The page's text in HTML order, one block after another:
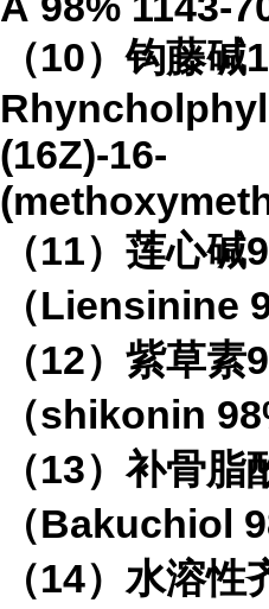
（10）钩藤碱
(16Z)-16-
（11）莲心碱
（Liensinine
（12）紫草素
（shikonin
（13）补骨脂
（Bakuchiol
（14）水溶性